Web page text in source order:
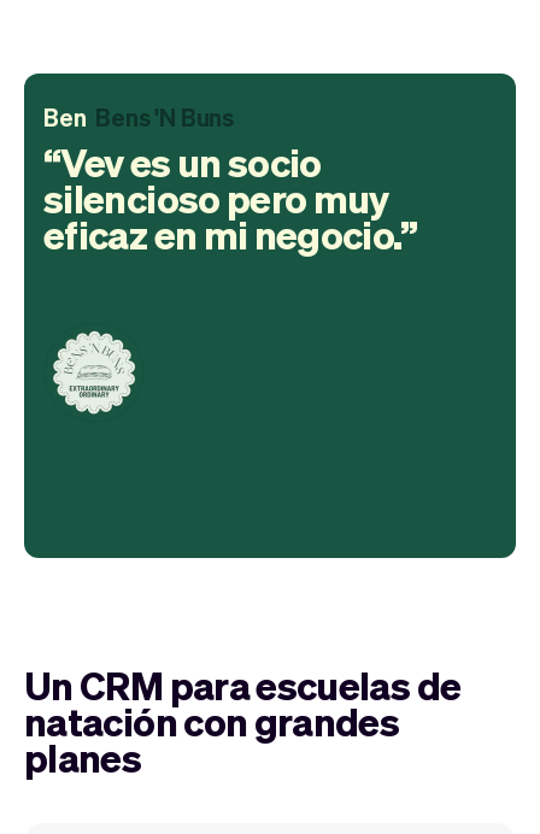
Ben Bens 'N Buns
Vev es un socio
silencioso pero muy
eficaz en mi negocio.
Un CRM para escuelas de
natación con grandes
planes